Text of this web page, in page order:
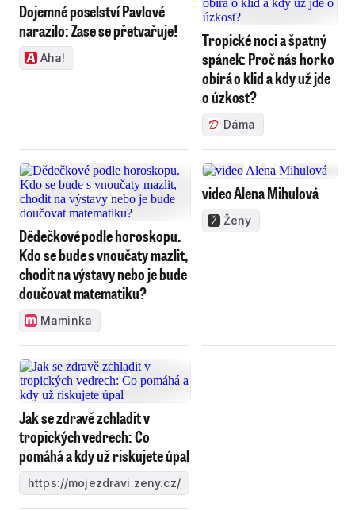
Dojemné poselství Pavlové
narazilo: Zase se přetvařuje!
Aha!
Tropické noci a špatný
spánek: Proč nás horko
obírá o klid a kdy už jde
o úzkost?
Dáma
Dědečkové podle horoskopu.
Kdo se bude s vnoučaty mazlit,
chodit na výstavy nebo je bude
doučovat matematiku?
Maminka
video Alena Mihulová
Ženy
Jak se zdravě zchladit v
tropických vedrech: Co
pomáhá a kdy už riskujete úpal
https://mojezdravi.zeny.cz/